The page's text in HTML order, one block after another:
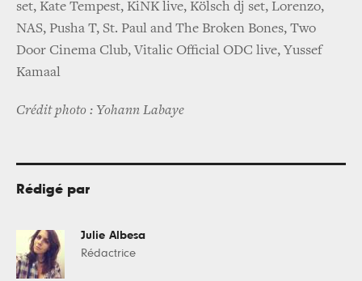
set, Kate Tempest, KiNK live, Kölsch dj set, Lorenzo,
NAS, Pusha T, St. Paul and The Broken Bones, Two
Door Cinema Club, Vitalic Official ODC live, Yussef
Kamaal
Crédit photo : Yohann Labaye
Rédigé par
Julie Albesa
Rédactrice